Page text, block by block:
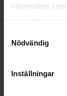
information
Nödvändig
Inställningar